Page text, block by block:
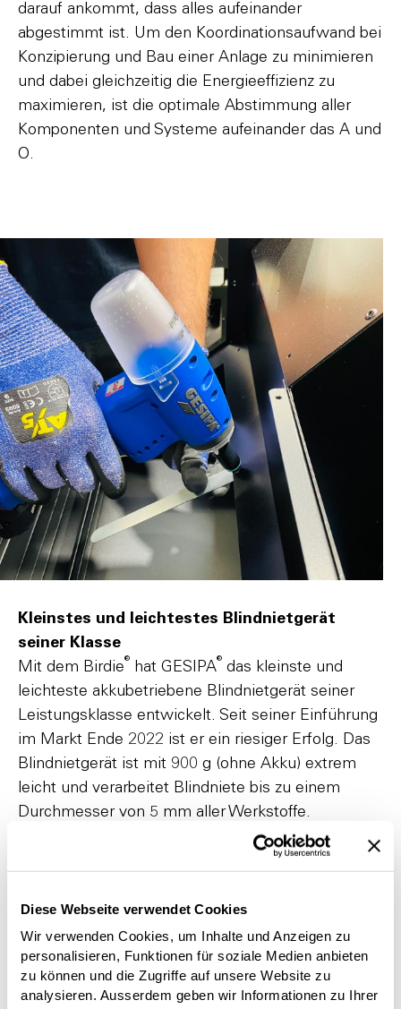
Diese Webseite verwendet Cookies
Wir verwenden Cookies, um Inhalte und Anzeigen zu
personalisieren, Funktionen für soziale Medien anbieten
zu können und die Zugriffe auf unsere Website zu
analysieren. Ausserdem geben wir Informationen zu Ihrer
darauf ankommt, dass alles aufeinander
abgestimmt ist. Um den Koordinationsaufwand bei
Konzipierung und Bau einer Anlage zu minimieren
und dabei gleichzeitig die Energieeffizienz zu
maximieren, ist die optimale Abstimmung aller
Komponenten und Systeme aufeinander das A und
O.
Kleinstes und leichtestes Blindnietgerät
seiner Klasse
Mit dem Birdie® hat GESIPA® das kleinste und
leichteste akkubetriebene Blindnietgerät seiner
Leistungsklasse entwickelt. Seit seiner Einführung
im Markt Ende 2022 ist er ein riesiger Erfolg. Das
Blindnietgerät ist mit 900 g (ohne Akku) extrem
leicht und verarbeitet Blindniete bis zu einem
Durchmesser von 5 mm aller Werkstoffe.
Mithilfe der farbig gekennzeichneten Mundstücke
Blindniet ein Kinderspiel. Auch das Wechseln der
Mundstücke geschieht effizient, denn es wird kein
Werkzeug dafür benötigt. Um grösstmögliche
Freiheit zu gewährleisten, Ressourcen zu schonen
®